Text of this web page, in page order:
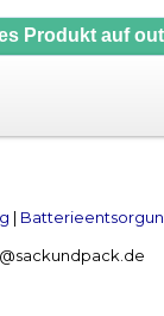
Produkt auf
|